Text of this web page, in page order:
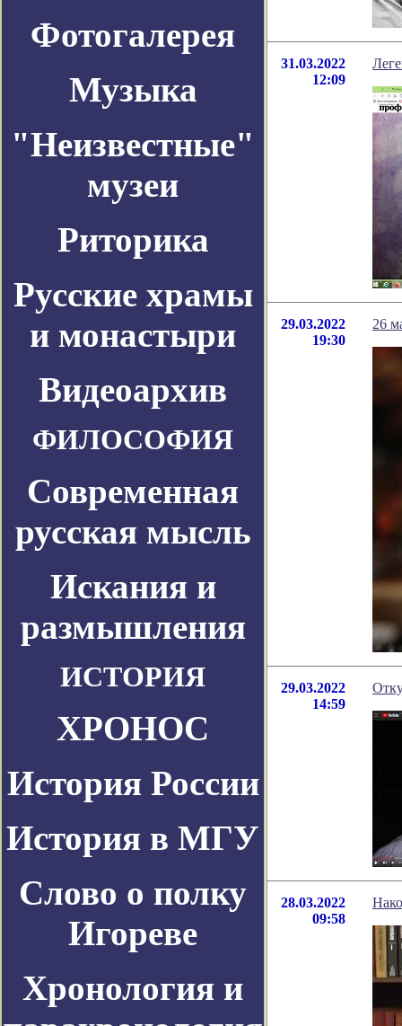
Фотогалерея
Музыка
"Неизвестные"
музеи
Риторика
Русские храмы
и монастыри
Видеоархив
ФИЛОСОФИЯ
Современная
русская мысль
Искания и
размышления
ИСТОРИЯ
ХРОНОС
История России
История в МГУ
Слово о полку
Игореве
Хронология и
31.03.2022
12:09
29.03.2022
19:30
26
29.03.2022
14:59
28.03.2022
09:58